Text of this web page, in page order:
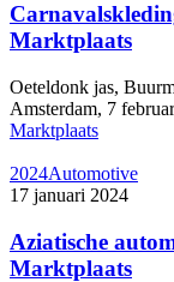
Marktplaats
Oeteldonk jas,
Amsterdam, 7
Marktplaats
2024Automotive
17 januari 2024
Aziatische
Marktplaats